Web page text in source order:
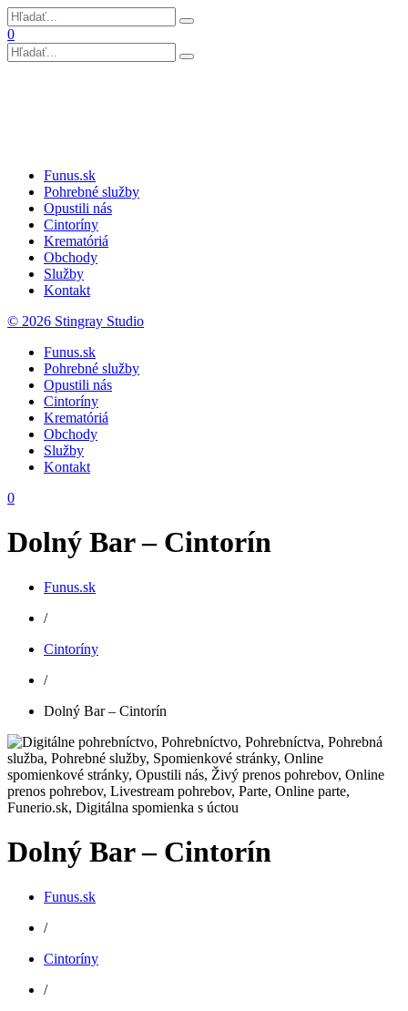
0
Funus.sk
Pohrebné služby
Opustili nás
Cintoríny
Krematóriá
Obchody
Služby
Kontakt
© 2026 Stingray Studio
Funus.sk
Pohrebné služby
Opustili nás
Cintoríny
Krematóriá
Obchody
Služby
Kontakt
0
Dolný Bar – Cintorín
Funus.sk
/
Cintoríny
/
Dolný Bar – Cintorín
Dolný Bar – Cintorín
Funus.sk
/
Cintoríny
/